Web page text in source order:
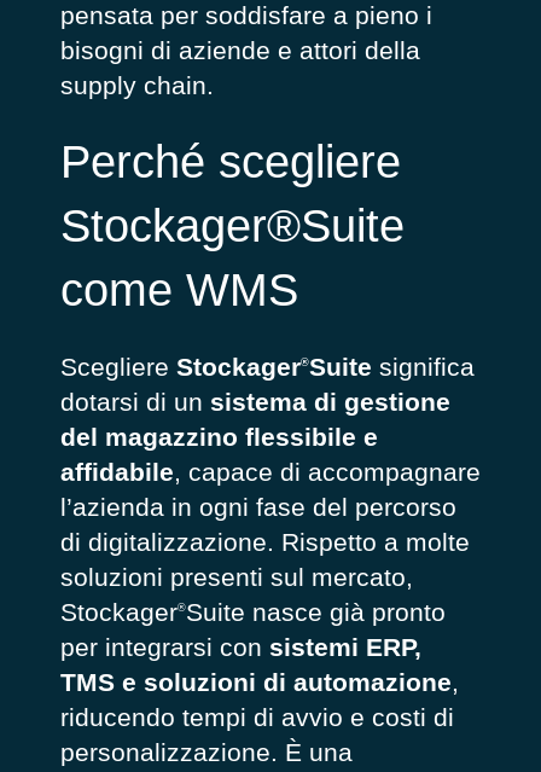
pensata per soddisfare a pieno i
bisogni di aziende e attori della
supply chain.
Perché scegliere
Stockager®Suite
come WMS
Scegliere Stockager®Suite significa
dotarsi di un sistema di gestione
del magazzino flessibile e
affidabile, capace di accompagnare
l’azienda in ogni fase del percorso
di digitalizzazione. Rispetto a molte
soluzioni presenti sul mercato,
Stockager®Suite nasce già pronto
per integrarsi con sistemi ERP,
TMS e soluzioni di automazione,
riducendo tempi di avvio e costi di
personalizzazione. È una